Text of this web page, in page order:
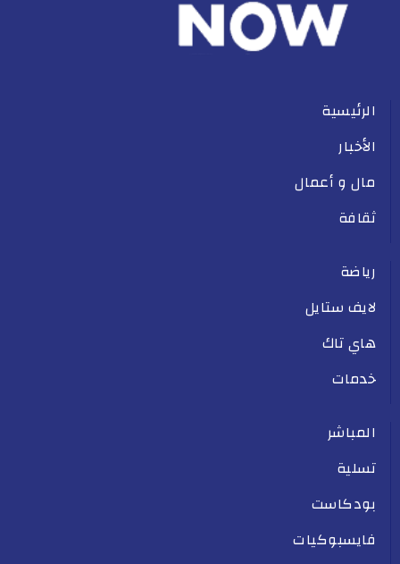
الرئيسية
الأخبار
مال و أعمال
ثقافة
رياضة
لايف ستايل
هاي تاك
خدمات
المباشر
تسلية
بودكاست
فايسبوكيات